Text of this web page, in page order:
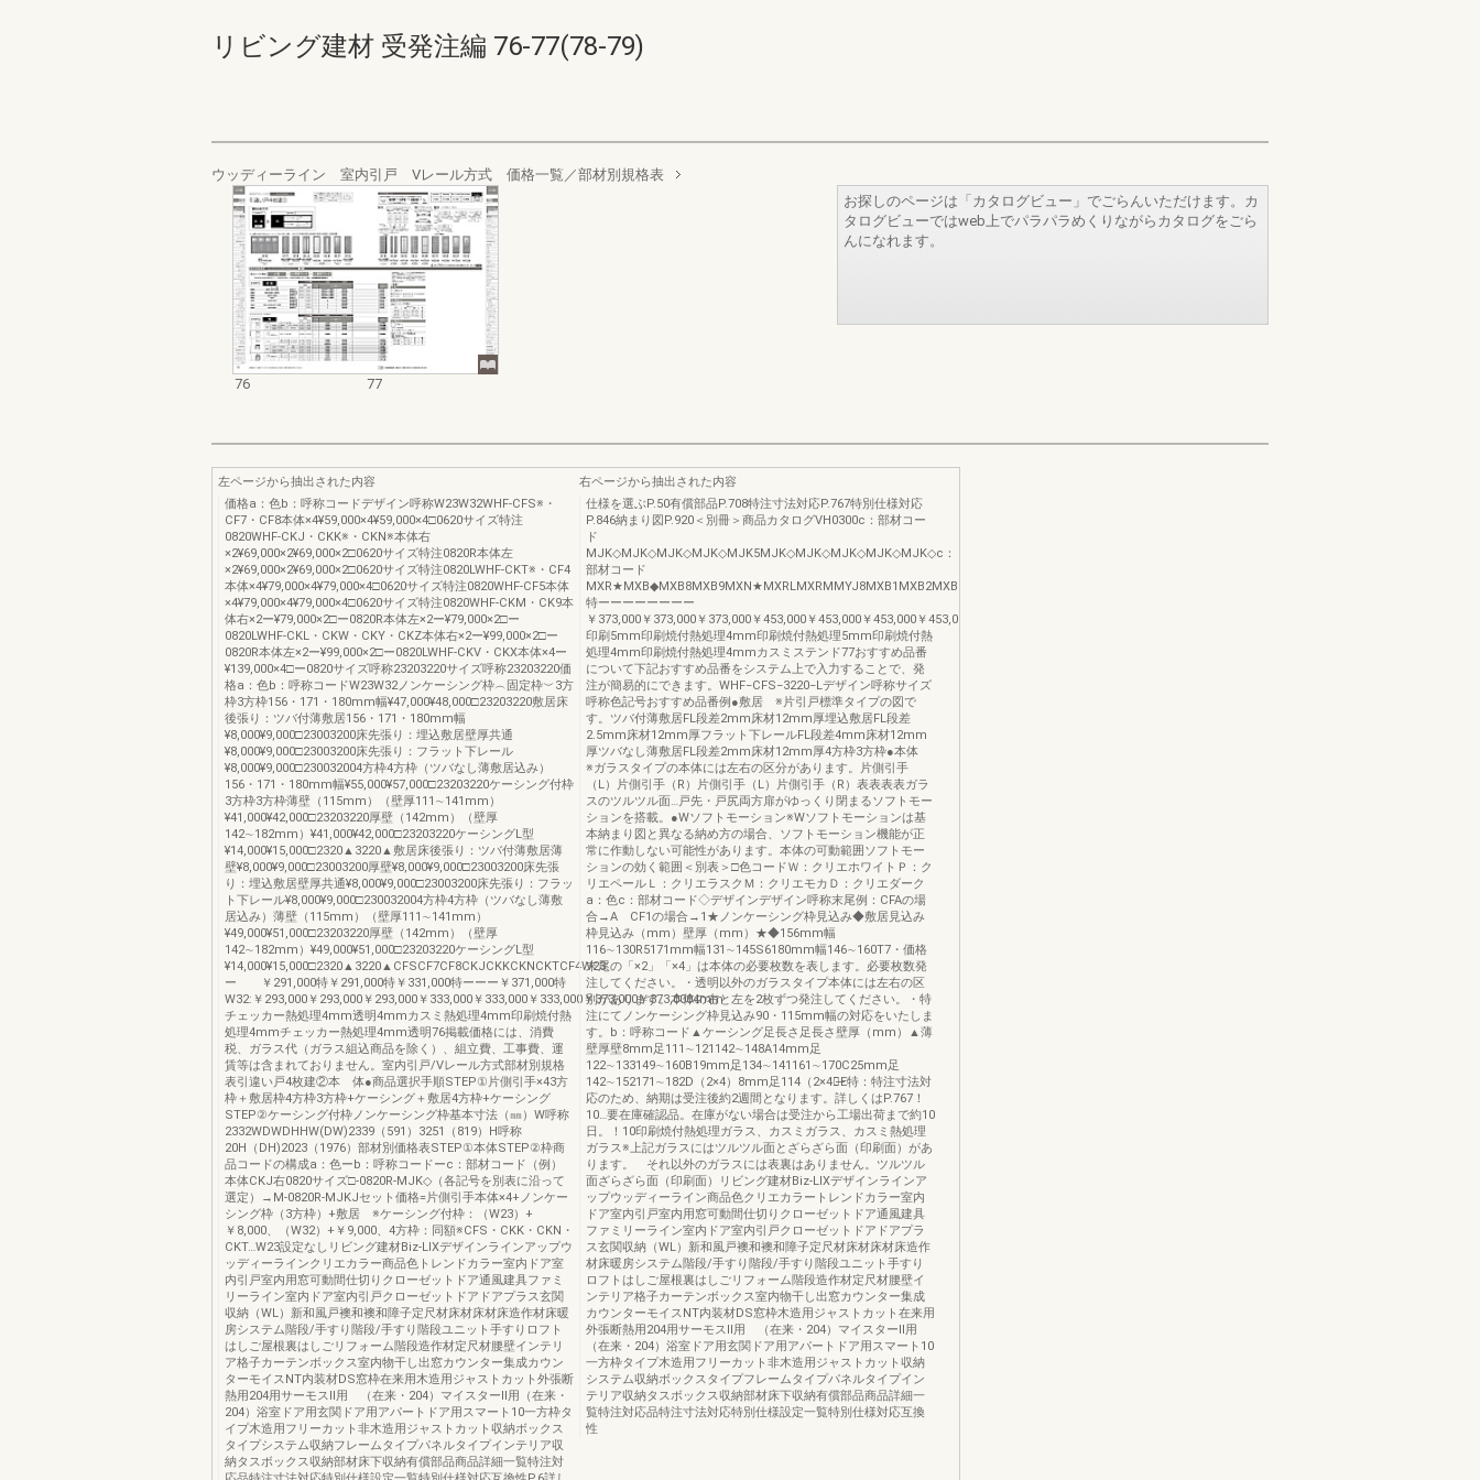
リビング建材 受発注編 76-77(78-79)
ウッディーライン 室内引戸 Vレール方式 価格一覧／部材別規格表
76 77
お探しのページは「カタログビュー」でごらんいただけます。カ
タログビューではweb上でパラパラめくりながらカタログをごら
んになれます。
左ページから抽出された内容
価格a：色b：呼称コードデザイン呼称W23W32WHF-CFS※・
CF7・CF8本体×4¥59,000×4¥59,000×4□0620サイズ特注
0820WHF-CKJ・CKK※・CKN※本体右
×2¥69,000×2¥69,000×2□0620サイズ特注0820R本体左
×2¥69,000×2¥69,000×2□0620サイズ特注0820LWHF-CKT※・CF4
本体×4¥79,000×4¥79,000×4□0620サイズ特注0820WHF-CF5本体
×4¥79,000×4¥79,000×4□0620サイズ特注0820WHF-CKM・CK9本
体右×2ー¥79,000×2□ー0820R本体左×2ー¥79,000×2□ー
0820LWHF-CKL・CKW・CKY・CKZ本体右×2ー¥99,000×2□ー
0820R本体左×2ー¥99,000×2□ー0820LWHF-CKV・CKX本体×4ー
¥139,000×4□ー0820サイズ呼称23203220サイズ呼称23203220価
格a：色b：呼称コードW23W32ノンケーシング枠︵固定枠︶3方
枠3方枠156・171・180mm幅¥47,000¥48,000□23203220敷居床
後張り：ツバ付薄敷居156・171・180mm幅
¥8,000¥9,000□23003200床先張り：埋込敷居壁厚共通
¥8,000¥9,000□23003200床先張り：フラット下レール
¥8,000¥9,000□230032004方枠4方枠（ツバなし薄敷居込み）
156・171・180mm幅¥55,000¥57,000□23203220ケーシング付枠
3方枠3方枠薄壁（115mm）（壁厚111∼141mm）
¥41,000¥42,000□23203220厚壁（142mm）（壁厚
142∼182mm）¥41,000¥42,000□23203220ケーシングL型
¥14,000¥15,000□2320▲3220▲敷居床後張り：ツバ付薄敷居薄
壁¥8,000¥9,000□23003200厚壁¥8,000¥9,000□23003200床先張
り：埋込敷居壁厚共通¥8,000¥9,000□23003200床先張り：フラッ
ト下レール¥8,000¥9,000□230032004方枠4方枠（ツバなし薄敷
居込み）薄壁（115mm）（壁厚111∼141mm）
¥49,000¥51,000□23203220厚壁（142mm）（壁厚
142∼182mm）¥49,000¥51,000□23203220ケーシングL型
¥14,000¥15,000□2320▲3220▲CFSCF7CF8CKJCKKCKNCKTCF4W23:
ー ￥291,000特￥291,000特￥331,000特ーーー￥371,000特
W32:￥293,000￥293,000￥293,000￥333,000￥333,000￥333,000￥373,000￥373,0004mm
チェッカー熱処理4mm透明4mmカスミ熱処理4mm印刷焼付熱
処理4mmチェッカー熱処理4mm透明76掲載価格には、消費
税、ガラス代（ガラス組込商品を除く）、組立費、工事費、運
賃等は含まれておりません。室内引戸/Vレール方式部材別規格
表引違い戸4枚建②本 体●商品選択手順STEP①片側引手×43方
枠＋敷居枠4方枠3方枠+ケーシング＋敷居4方枠+ケーシング
STEP②ケーシング付枠ノンケーシング枠基本寸法（㎜）W呼称
2332WDWDHHW(DW)2339（591）3251（819）H呼称
20H（DH)2023（1976）部材別価格表STEP①本体STEP②枠商
品コードの構成a：色ーb：呼称コードーc：部材コード（例）
本体CKJ右0820サイズ□-0820R-MJK◇（各記号を別表に沿って
選定）→M-0820R-MJKJセット価格=片側引手本体×4+ノンケー
シング枠（3方枠）+敷居 ※ケーシング付枠：（W23）+
￥8,000、（W32）+￥9,000、4方枠：同額※CFS・CKK・CKN・
CKT…W23設定なしリビング建材Biz-LIXデザインラインアップウ
ッディーラインクリエカラー商品色トレンドカラー室内ドア室
内引戸室内用窓可動間仕切りクローゼットドア通風建具ファミ
リーライン室内ドア室内引戸クローゼットドアドアプラス玄関
収納（WL）新和風戸襖和襖和障子定尺材床材床材床造作材床暖
房システム階段/手すり階段/手すり階段ユニット手すりロフト
はしご屋根裏はしごリフォーム階段造作材定尺材腰壁インテリ
ア格子カーテンボックス室内物干し出窓カウンター集成カウン
ターモイスNT内装材DS窓枠在来用木造用ジャストカット外張断
熱用204用サーモスⅡ用 （在来・204）マイスターⅡ用（在来・
204）浴室ドア用玄関ドア用アパートドア用スマート10一方枠タ
イプ木造用フリーカット非木造用ジャストカット収納ボックス
タイプシステム収納フレームタイプパネルタイプインテリア収
納タスボックス収納部材床下収納有償部品商品詳細一覧特注対
右ページから抽出された内容
仕様を選ぶP.50有償部品P.708特注寸法対応P.767特別仕様対応
P.846納まり図P.920＜別冊＞商品カタログVH0300c：部材コー
ド
MJK◇MJK◇MJK◇MJK◇MJK5MJK◇MJK◇MJK◇MJK◇MJK◇c：
部材コード
MXR★MXB◆MXB8MXB9MXN★MXRLMXRMMYJ8MXB1MXB2MXB8MXB9MXNLMXNMMYJ8CF5CKMCK9CKLCKWCKYCKZCKVCKX￥371,000
特ーーーーーーーー
￥373,000￥373,000￥373,000￥453,000￥453,000￥453,000￥453,000￥613,000￥613,0003mm
印刷5mm印刷焼付熱処理4mm印刷焼付熱処理5mm印刷焼付熱
処理4mm印刷焼付熱処理4mmカスミステンド77おすすめ品番
について下記おすすめ品番をシステム上で入力することで、発
注が簡易的にできます。WHF−CFS−3220−Lデザイン呼称サイズ
呼称色記号おすすめ品番例●敷居 ※片引戸標準タイプの図で
す。ツバ付薄敷居FL段差2mm床材12mm厚埋込敷居FL段差
2.5mm床材12mm厚フラット下レールFL段差4mm床材12mm
厚ツバなし薄敷居FL段差2mm床材12mm厚4方枠3方枠●本体
※ガラスタイプの本体には左右の区分があります。片側引手
（L）片側引手（R）片側引手（L）片側引手（R）表表表表ガラ
スのツルツル面…戸先・戸尻両方扉がゆっくり閉まるソフトモー
ションを搭載。●Wソフトモーション※Wソフトモーションは基
本納まり図と異なる納め方の場合、ソフトモーション機能が正
常に作動しない可能性があります。本体の可動範囲ソフトモー
ションの効く範囲＜別表＞□色コードＷ：クリエホワイトＰ：ク
リエペールＬ：クリエラスクＭ：クリエモカＤ：クリエダーク
a：色c：部材コード◇デザインデザイン呼称末尾例：CFAの場
合→A CF1の場合→1★ノンケーシング枠見込み◆敷居見込み
枠見込み（mm）壁厚（mm）★◆156mm幅
116∼130R5171mm幅131∼145S6180mm幅146∼160T7・価格
末尾の「×2」「×4」は本体の必要枚数を表します。必要枚数発
注してください。・透明以外のガラスタイプ本体には左右の区
別があります。本体の右と左を2枚ずつ発注してください。・特
注にてノンケーシング枠見込み90・115mm幅の対応をいたしま
す。b：呼称コード▲ケーシング足長さ足長さ壁厚（mm）▲薄
壁厚壁8mm足111∼121142∼148A14mm足
122∼133149∼160B19mm足134∼141161∼170C25mm足
142∼152171∼182D（2×4）8mm足114（2×4）̶E特：特注寸法対
応のため、納期は受注後約2週間となります。詳しくはP.767！
10…要在庫確認品。在庫がない場合は受注から工場出荷まで約10
日。！10印刷焼付熱処理ガラス、カスミガラス、カスミ熱処理
ガラス※上記ガラスにはツルツル面とざらざら面（印刷面）があ
ります。 それ以外のガラスには表裏はありません。ツルツル
面ざらざら面（印刷面）リビング建材Biz-LIXデザインラインア
ップウッディーライン商品色クリエカラートレンドカラー室内
ドア室内引戸室内用窓可動間仕切りクローゼットドア通風建具
ファミリーライン室内ドア室内引戸クローゼットドアドアプラ
ス玄関収納（WL）新和風戸襖和襖和障子定尺材床材床材床造作
材床暖房システム階段/手すり階段/手すり階段ユニット手すり
ロフトはしご屋根裏はしごリフォーム階段造作材定尺材腰壁イ
ンテリア格子カーテンボックス室内物干し出窓カウンター集成
カウンターモイスNT内装材DS窓枠木造用ジャストカット在来用
外張断熱用204用サーモスⅡ用 （在来・204）マイスターⅡ用
（在来・204）浴室ドア用玄関ドア用アパートドア用スマート10
一方枠タイプ木造用フリーカット非木造用ジャストカット収納
システム収納ボックスタイプフレームタイプパネルタイプイン
テリア収納タスボックス収納部材床下収納有償部品商品詳細一
覧特注対応品特注寸法対応特別仕様設定一覧特別仕様対応互換
性